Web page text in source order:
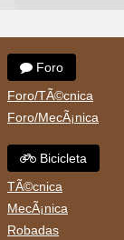
Foro
Foro/TÃ©cnica
Foro/MecÃ¡nica
Bicicleta
TÃ©cnica
MecÃ¡nica
Robadas